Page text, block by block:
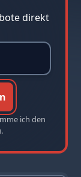
direkt
ich den